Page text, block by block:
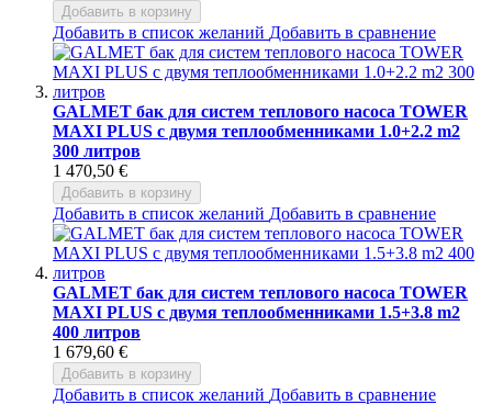
Добавить в корзину
Добавить в список желаний Добавить в сравнение
GALMET бак для систем теплового насоса TOWER
MAXI PLUS с двумя теплообменниками 1.0+2.2 m2
300 литров
1 470,50 €
Добавить в корзину
Добавить в список желаний Добавить в сравнение
GALMET бак для систем теплового насоса TOWER
MAXI PLUS с двумя теплообменниками 1.5+3.8 m2
400 литров
1 679,60 €
Добавить в корзину
Добавить в список желаний Добавить в сравнение